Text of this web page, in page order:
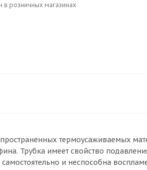
в розничных магазинах
термоусаживаемых
Трубка имеет свойство
и неспособна